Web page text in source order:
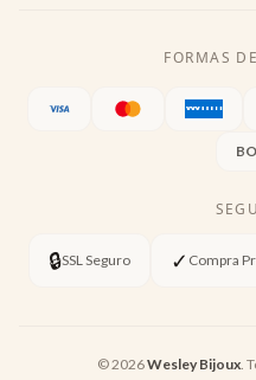
FORMAS
🔒SSL Seguro ✓ Compra
©2026Wesley Bijoux.